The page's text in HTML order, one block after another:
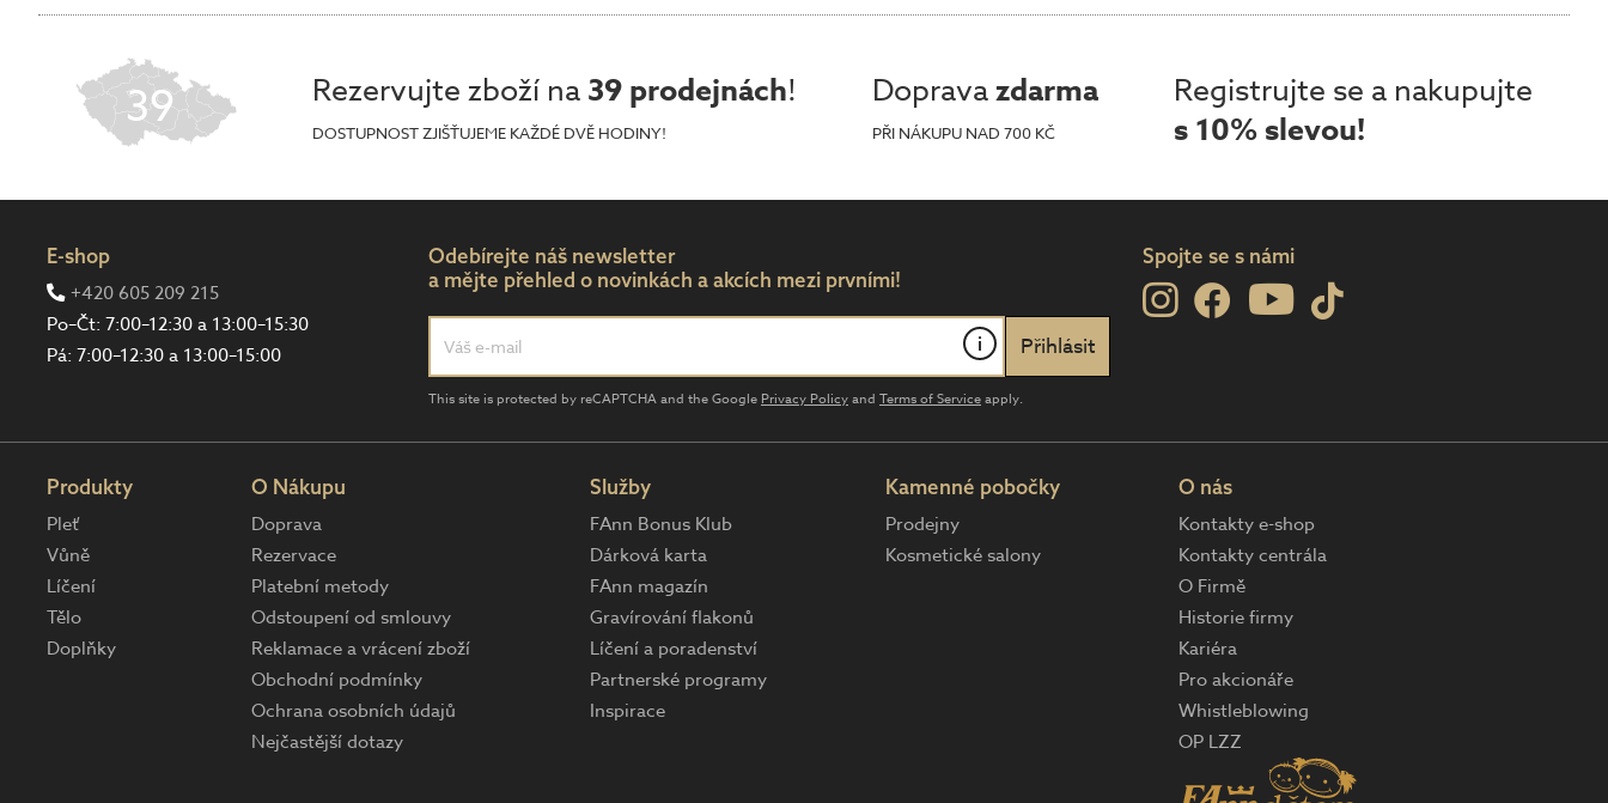
39 Rezervujte zboží na 39 prodejnách!
DOSTUPNOST ZJIŠŤUJEME KAŽDÉ DVĚ HODINY!
Dopravazdarma
PŘI NÁKUPU NAD 700 KČ
Registrujte se a nakupujte
s 10% slevou!
E-shop
+420 605 209 215
Po–Čt: 7:00–12:30 a 13:00–15:30
Pá: 7:00–12:30 a 13:00–15:00
Odebírejte náš newsletter
a mějte přehled o novinkách a akcích mezi prvními!
i
This site is protected by reCAPTCHA and the Google Privacy Policyand Terms of Serviceapply.
Spojte se s námi
Produkty
Pleť
Vůně
Líčení
Tělo
Doplňky
O Nákupu
Doprava
Rezervace
Platební metody
Odstoupení od smlouvy
Reklamace a vrácení zboží
Obchodní podmínky
Ochrana osobních údajů
Nejčastější dotazy
Služby
FAnn Bonus Klub
Dárková karta
FAnn magazín
Gravírování flakonů
Líčení a poradenství
Partnerské programy
Inspirace
Kamenné pobočky
Prodejny
Kosmetické salony
O nás
Kontakty e-shop
Kontakty centrála
O Firmě
Historie firmy
Kariéra
Pro akcionáře
Whistleblowing
OP LZZ